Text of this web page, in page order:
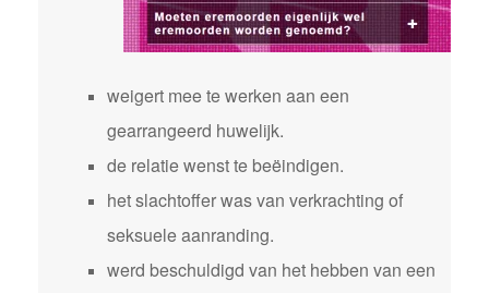
weigert mee te werken aan een
gearrangeerd huwelijk.
de relatie wenst te beëindigen.
het slachtoffer was van verkrachting of
seksuele aanranding.
werd beschuldigd van het hebben van een